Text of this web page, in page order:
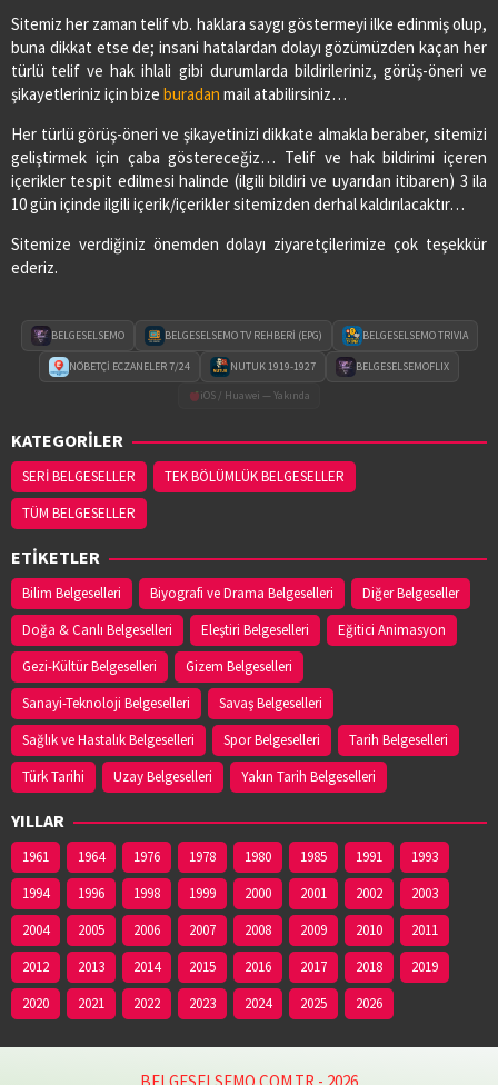
Sitemiz her zaman telif vb. haklara saygı göstermeyi ilke edinmiş olup,
buna dikkat etse de; insani hatalardan dolayı gözümüzden kaçan her
türlü telif ve hak ihlali gibi durumlarda bildirileriniz, görüş-öneri ve
şikayetleriniz için bize buradan mail atabilirsiniz…
Her türlü görüş-öneri ve şikayetinizi dikkate almakla beraber, sitemizi
geliştirmek için çaba göstereceğiz… Telif ve hak bildirimi içeren
içerikler tespit edilmesi halinde (ilgili bildiri ve uyarıdan itibaren) 3 ila
10 gün içinde ilgili içerik/içerikler sitemizden derhal kaldırılacaktır…
Sitemize verdiğiniz önemden dolayı ziyaretçilerimize çok teşekkür
ederiz.
BELGESELSEMO BELGESELSEMO TV REHBERİ (EPG) BELGESELSEMO TRIVIA
NÖBETÇİ ECZANELER 7/24 NUTUK 1919-1927
BELGESELSEMOFLIX
iOS / Huawei — Yakında
KATEGORİLER
SERİ BELGESELLER
TEK BÖLÜMLÜK BELGESELLER
TÜM BELGESELLER
ETİKETLER
Bilim Belgeselleri Biyografi ve Drama Belgeselleri
Diğer Belgeseller
Doğa & Canlı Belgeselleri
Eleştiri Belgeselleri
Eğitici Animasyon
Gezi-Kültür Belgeselleri
Gizem Belgeselleri
Sanayi-Teknoloji Belgeselleri
Savaş Belgeselleri
Sağlık ve Hastalık Belgeselleri
Spor Belgeselleri
Tarih Belgeselleri
Türk Tarihi
Uzay Belgeselleri Yakın Tarih Belgeselleri
YILLAR
1961 1964 1976 1978 1980 1985 1991
1993
1994
1996 1998 1999 2000 2001 2002
2003
2004
2005 2006 2007 2008 2009 2010
2011
2012
2013 2014 2015 2016 2017 2018
2019
2020
2021 2022 2023 2024 2025 2026
BELGESELSEMO.COM.TR - 2026